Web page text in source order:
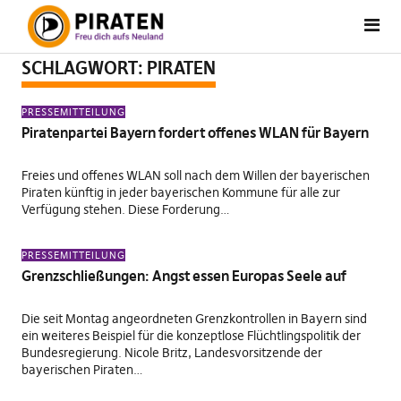
SCHLAGWORT: PIRATEN
PRESSEMITTEILUNG
Piratenpartei Bayern fordert offenes WLAN für Bayern
Freies und offenes WLAN soll nach dem Willen der bayerischen
Piraten künftig in jeder bayerischen Kommune für alle zur
Verfügung stehen. Diese Forderung…
PRESSEMITTEILUNG
Grenzschließungen: Angst essen Europas Seele auf
Die seit Montag angeordneten Grenzkontrollen in Bayern sind
ein weiteres Beispiel für die konzeptlose Flüchtlingspolitik der
Bundesregierung. Nicole Britz, Landesvorsitzende der
bayerischen Piraten…